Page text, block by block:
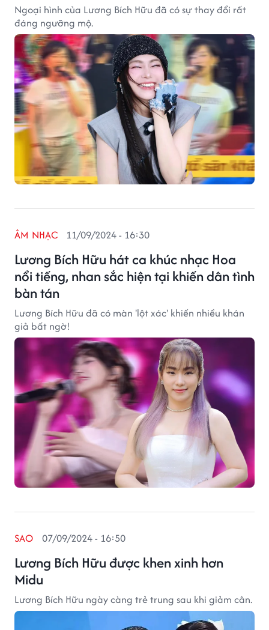
Ngoại hình của Lương Bích Hữu đã có sự thay đổi rất
đáng ngưỡng mộ.
Lương Bích Hữu hát ca khúc nhạc Hoa
nổi tiếng, nhan sắc hiện tại khiến dân tình
bàn tán
ÂM NHẠC 11/09/2024 - 16:30
Lương Bích Hữu đã có màn 'lột xác' khiến nhiều khán
giả bất ngờ!
Lương Bích Hữu được khen xinh hơn
Midu
SAO 07/09/2024 - 16:50
Lương Bích Hữu ngày càng trẻ trung sau khi giảm cân.